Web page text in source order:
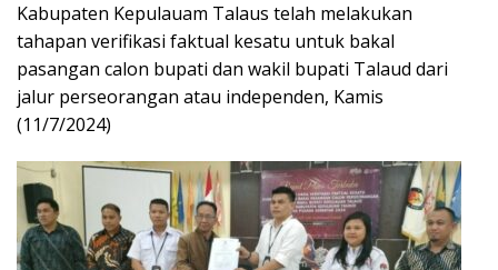
Kabupaten Kepulauam Talaus telah melakukan
tahapan verifikasi faktual kesatu untuk bakal
pasangan calon bupati dan wakil bupati Talaud dari
jalur perseorangan atau independen, Kamis
(11/7/2024)